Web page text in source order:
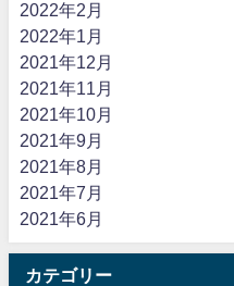
2022年2月
2022年1月
2021年12月
2021年11月
2021年10月
2021年9月
2021年8月
2021年7月
2021年6月
カテゴリー